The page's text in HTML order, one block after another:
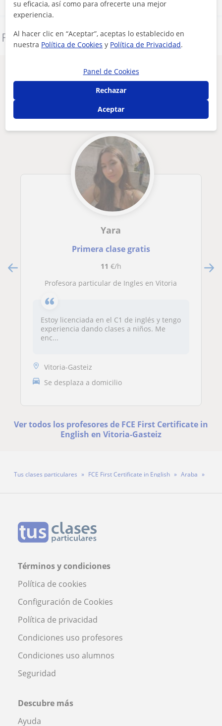
Denunciar este perfil
Otros profesores de FCE First Certificate
in English en Vitoria-Gasteiz que pueden
interesarte
Yara
Primera clase gratis
11 €/h
Profesora particular de Ingles en Vitoria
Estoy licenciada en el C1 de inglés y tengo
experiencia dando clases a niños. Me
enc...
Vitoria-Gasteiz
Se desplaza a domicilio
Ver todos los profesores de FCE First Certificate in
English en Vitoria-Gasteiz
Tus clases particulares FCE First Certificate in English
Araba
Términos y condiciones
Política de cookies
Configuración de Cookies
Política de privacidad
Condiciones uso profesores
Condiciones uso alumnos
Seguridad
Descubre más
Ayuda
su eficacia, así como para ofrecerte una mejor
experiencia.
Al hacer clic en “Aceptar”, aceptas lo establecido en
nuestra Política de Cookies y Política de Privacidad.
Panel de Cookies
Rechazar
Aceptar